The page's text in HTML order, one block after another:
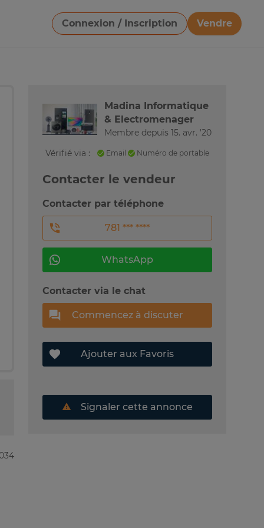
Connexion / Inscription
Vendre
Télécharger une image
Madina Informatique
& Electromenager
Membre depuis 15. avr. '20
Vérifié via :
Email Numéro de portable
Contacter le vendeur
Contacter par téléphone
781 *** ****
WhatsApp
Contacter via le chat
Commencez à discuter
Ajouter aux Favoris
Signaler cette annonce